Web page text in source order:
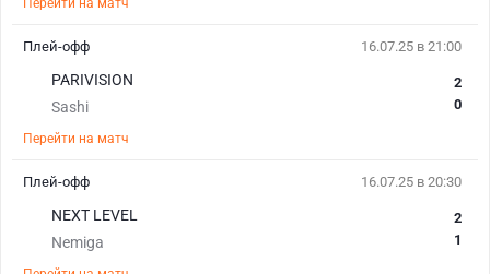
Перейти на матч
16.07.25 в 21:00
PARIVISION
Sashi
2
0
Перейти на матч
Плей-офф
16.07.25 в 20:30
NEXT LEVEL
Nemiga
2
1
Плей-офф